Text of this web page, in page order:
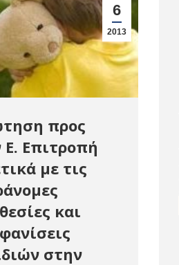
6
2013
προς
Ε. Επιτροπή
με τις
και
στην